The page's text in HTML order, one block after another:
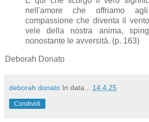
nell'amore che offriamo
compassione che diventa il
vele della nostra anima,
nonostante le avversità. (p. 163)
Deborah Donato
deborah donato In data... 14.4.25
Condividi